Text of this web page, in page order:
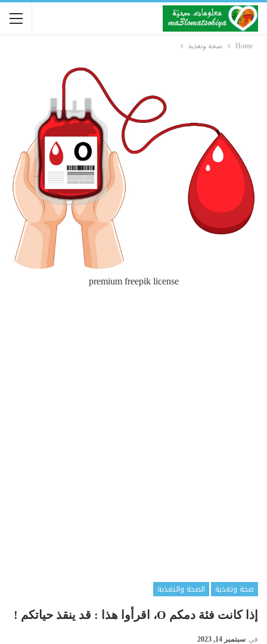
Home صحة وتغذية
premium freepik license
صحة وتغذية
الصحة والتغذية
إذا كانت فئة دمكم O، اقرأوا هذا : قد ينقذ حياتكم !
في سبتمبر 14, 2023